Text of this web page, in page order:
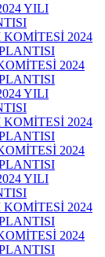
YILI
2024
2024
YILI
2024
2024
YILI
2024
2024